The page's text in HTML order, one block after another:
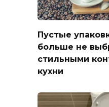
Пустые
больше не
стильными
кухни